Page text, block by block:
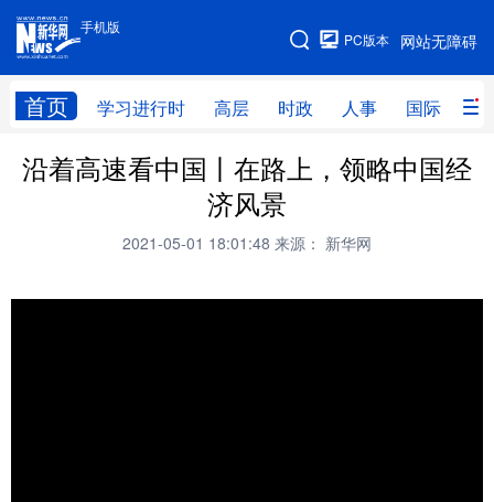
手机版
网站无障碍
PC版本
首页 学习进行时 高层 时政 人事 国际 财
手机版
网站地图
学习进行时 高层 时政 人事
全球连线
科技 科创 量子 体育
沿着高速看中国丨在路上，领略中国经
济风景
2021-05-01 18:01:48 来源： 新华网